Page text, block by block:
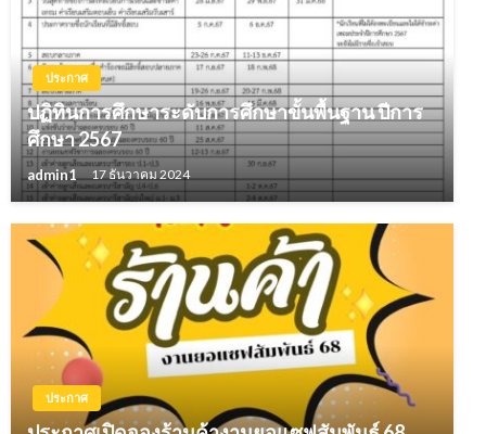
ประกาศ
ปฏิทินการศึกษาระดับการศึกษาขั้นพื้นฐาน ปีการ
ศึกษา 2567
admin1 17 ธันวาคม 2024
ประกาศ